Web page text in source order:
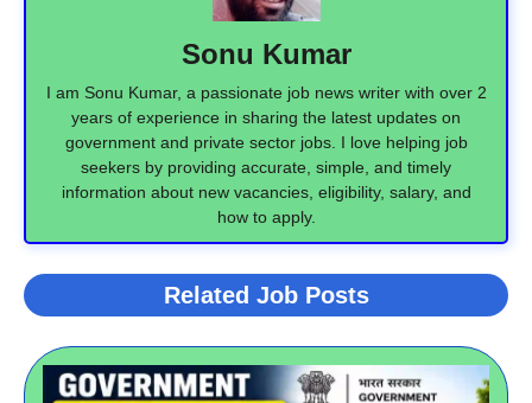
Sonu Kumar
I am Sonu Kumar, a passionate job news writer with over 2
years of experience in sharing the latest updates on
government and private sector jobs. I love helping job
seekers by providing accurate, simple, and timely
information about new vacancies, eligibility, salary, and
how to apply.
Related Job Posts